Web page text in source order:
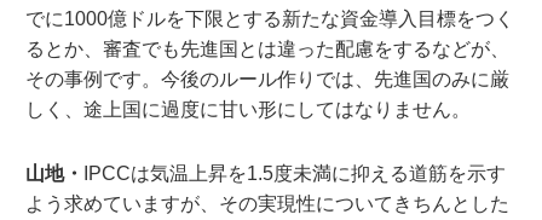
でに1000億ドルを下限とする新たな資金導入目標をつく
るとか、審査でも先進国とは違った配慮をするなどが、
その事例です。今後のルール作りでは、先進国のみに厳
しく、途上国に過度に甘い形にしてはなりません。
山地・
IPCCは気温上昇を1.5度未満に抑える道筋を示す
よう求めていますが、その実現性についてきちんとした